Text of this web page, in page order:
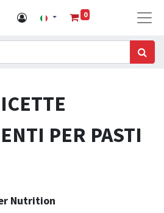
0
PER PASTI
Nutrition